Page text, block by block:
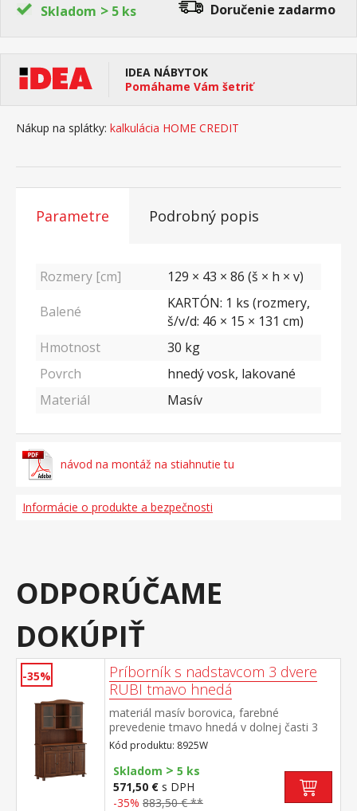
Skladom > 5 ks Doručenie zadarmo
IDEA NÁBYTOK
Pomáhame Vám šetriť
Nákup na splátky: kalkulácia HOME CREDIT
Parametre Podrobný popis
Rozmery [cm]
129 × 43 × 86 (š × h × v)
Balené
KARTÓN: 1 ks (rozmery,
š/v/d: 46 × 15 × 131 cm)
Hmotnost
30 kg
Povrch
hnedý vosk, lakované
Materiál
Masív
návod na montáž na stiahnutie tu
Informácie o produkte a bezpečnosti
ODPORÚČAME
DOKÚPIŤ
-35%
Príborník s nadstavcom 3 dvere
RUBI tmavo hnedá
materiál masív borovica, farebné
prevedenie tmavo hnedá v dolnej časti 3
dvere, 3 zásuvky s kovovými pojazdmi v
hornej časti dvoje presklené dvere
Kód produktu: 8925W
Skladom > 5 ks
571,50 € s DPH
-35% 883,50 € **